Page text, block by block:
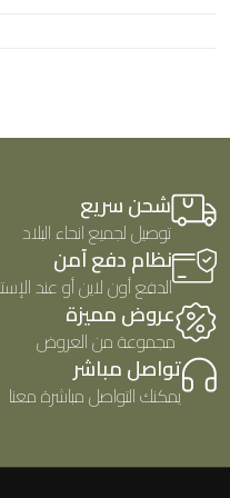
شحن سريع
توصيل لجميع انحاء البلاد
نظام دفع آمن
الدفع أون لاين أو عند
عروض مميزة
مجموعة من العروض
تواصل مباشر
يمكنك التواصل مباشرة معنا